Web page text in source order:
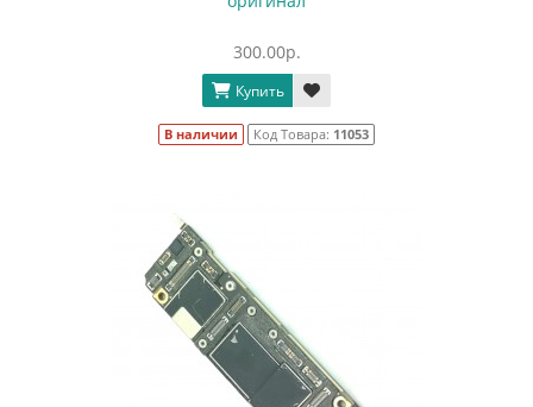
300.00р.
Купить
В наличии Код Товара: 11053